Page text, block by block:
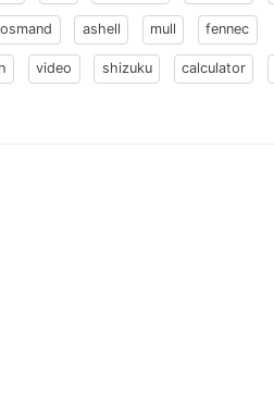
osmand ashell mull fennec
video shizuku calculator